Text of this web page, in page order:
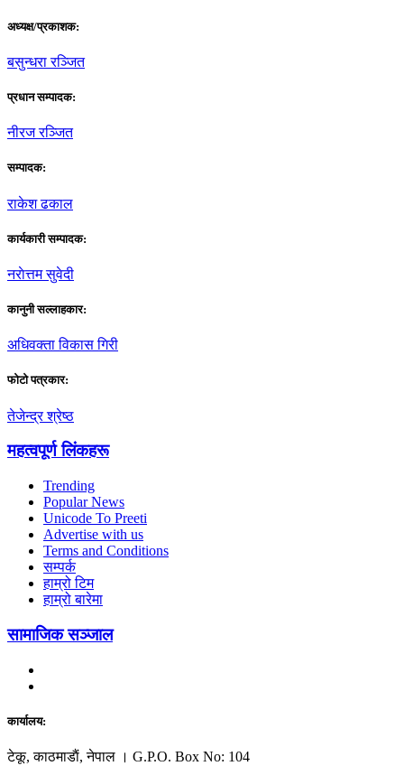
अध्यक्ष/प्रकाशक:
बसुन्धरा रञ्जित
प्रधान सम्पादक:
नीरज रञ्जित
सम्पादक:
राकेश ढकाल
कार्यकारी सम्पादक:
नराेत्तम सुवेदी
कानुनी सल्लाहकार:
अधिवक्ता विकास गिरी
फाेटाे पत्रकार:
तेजेन्द्र श्रेष्ठ
महत्वपूर्ण लिंकहरू
Trending
Popular News
Unicode To Preeti
Advertise with us
Terms and Conditions
सम्पर्क
हाम्रो टिम
हाम्रो बारेमा
सामाजिक सञ्जाल
कार्यालय:
टेकू, काठमाडाैं, नेपाल । G.P.O. Box No: 104